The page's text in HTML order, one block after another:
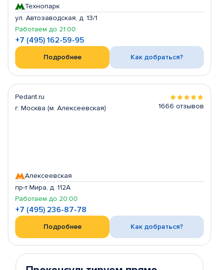
Технопарк
ул. Автозаводская, д. 13/1
Работаем до 21:00
+7 (495) 162-59-95
Подробнее Как добраться?
Pedant.ru
г. Москва (м. Алексеевская)
1666 отзывов
Алексеевская
пр-т Мира, д. 112А
Работаем до 20:00
+7 (495) 236-87-78
Подробнее Как добраться?